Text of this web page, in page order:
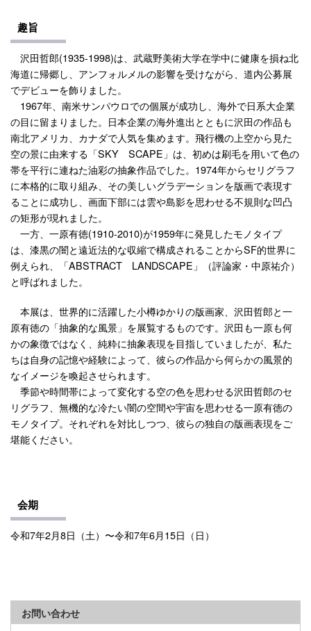
趣旨
沢田哲郎(1935-1998)は、武蔵野美術大学在学中に健康を損ね北
海道に帰郷し、アンフォルメルの影響を受けながら、道内公募展
でデビューを飾りました。
1967年、南米サンパウロでの個展が成功し、海外で日系大企業
の目に留まりました。日本企業の海外進出とともに沢田の作品も
南北アメリカ、カナダで人気を集めます。飛行機の上空から見た
空の景に由来する「SKY SCAPE」は、初めは刷毛を用いて色の
帯を平行に連ねた油彩の抽象作品でした。1974年からセリグラフ
に本格的に取り組み、その美しいグラデーションを版画で表現す
ることに成功し、画面下部には雲や島影を思わせる不規則な凹凸
の矩形が現れました。
一方、一原有徳(1910-2010)が1959年に発見したモノタイプ
は、漆黒の闇と遠近法的な収縮で構成されることからSF的世界に
例えられ、「ABSTRACT LANDSCAPE」（評論家・中原祐介）
と呼ばれました。
本展は、世界的に活躍した小樽ゆかりの版画家、沢田哲郎と一
原有徳の「抽象的な風景」を展覧するものです。沢田も一原も何
かの象徴ではなく、純粋に抽象表現を目指していましたが、私た
ちは自身の記憶や経験によって、彼らの作品から何らかの風景的
なイメージを喚起させられます。
季節や時間帯によって変化する空の色を思わせる沢田哲郎のセ
リグラフ、無機的な冷たい闇の空間や宇宙を思わせる一原有徳の
モノタイプ。それぞれを対比しつつ、彼らの独自の版画表現をご
堪能ください。
会期
令和7年2月8日（土）〜令和7年6月15日（日）
お問い合わせ